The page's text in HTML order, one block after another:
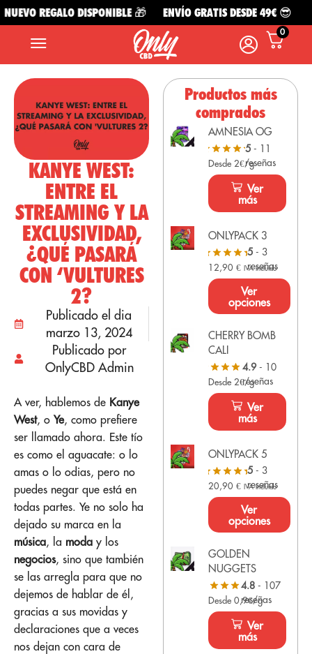
REGALO DISPONIBLE 🎁 ENVÍO GRATIS DESDE 49€ 😎
0
KANYE WEST:
ENTRE EL
STREAMING Y LA
EXCLUSIVIDAD,
¿QUÉ PASARÁ
CON ‘VULTURES
2?
Publicado el dia
marzo 13, 2024
Publicado por
OnlyCBD Admin
A ver, hablemos de Kanye
West, o Ye, como prefiere
ser llamado ahora. Este tío
es como el aguacate: o lo
amas o lo odias, pero no
puedes negar que está en
todas partes. Ye no solo ha
dejado su marca en la
música, la moda y los
negocios, sino que también
se las arregla para que no
dejemos de hablar de él,
gracias a sus movidas y
declaraciones que a veces
nos dejan con cara de
Productos más
comprados
AMNESIA OG
5- 11
reseñas
Desde 2€/g
Ver
más
ONLYPACK 3
5- 3
reseñas
12,90€ IVA Incluido
Ver
opciones
CHERRY BOMB
CALI
4.9- 10
reseñas
Desde 2€/g
Ver
más
ONLYPACK 5
5- 3
reseñas
20,90€ IVA Incluido
Ver
opciones
GOLDEN
NUGGETS
4.8- 107
reseñas
Desde 0,9€/g
Ver
más